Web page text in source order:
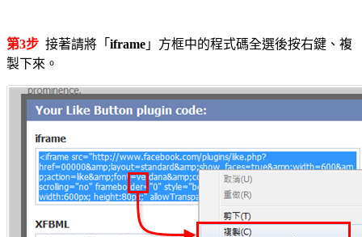
第3步 接著請將「 iframe 」方框中的程式碼全選後按右鍵、複
製下來。